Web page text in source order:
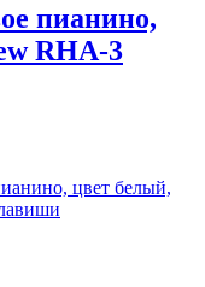
пианино,
RHA-3